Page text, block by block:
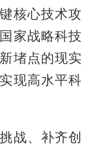
核心技术攻
家战略科技
堵点的现实
现高水平科
战、补齐创